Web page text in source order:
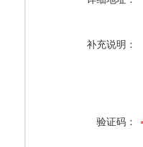
补充说明：
验证码：